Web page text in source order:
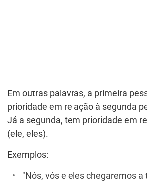
Em outras palavras, a primeira
prioridade em relação à segunda
Já a segunda, tem prioridade em
(ele, eles).
Exemplos:
"Nós, vós e eles chegaremos a